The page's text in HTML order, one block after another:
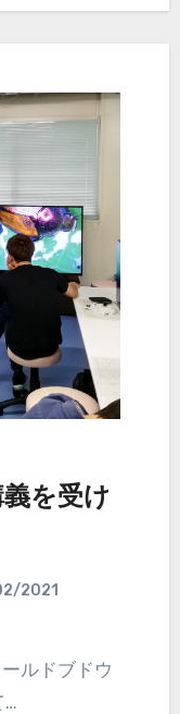
を受け
2021
…